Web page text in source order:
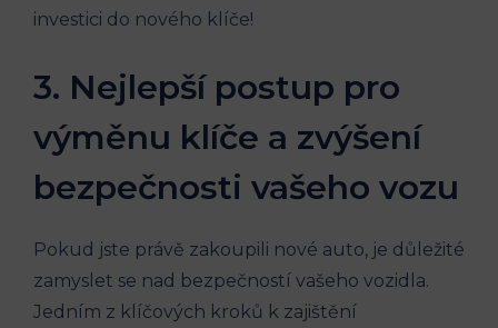
investici do⁢ nového klíče!
3. ​Nejlepší postup pro
výměnu klíče a⁤ zvýšení
⁢bezpečnosti vašeho vozu
Pokud jste‌ právě zakoupili nové‍ auto, je ‍důležité
⁤zamyslet se⁣ nad⁤ bezpečností vašeho ⁢vozidla.
Jedním z klíčových⁣ kroků ​k zajištění⁣